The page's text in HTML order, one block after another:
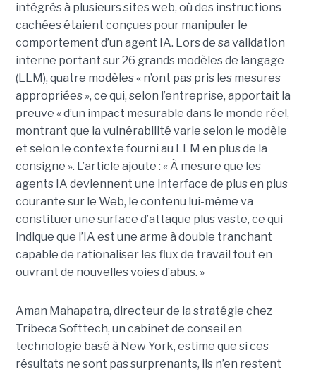
intégrés à plusieurs sites web, où des instructions
cachées étaient conçues pour manipuler le
comportement d’un agent IA. Lors de sa validation
interne portant sur 26 grands modèles de langage
(LLM), quatre modèles « n’ont pas pris les mesures
appropriées », ce qui, selon l’entreprise, apportait la
preuve « d’un impact mesurable dans le monde réel,
montrant que la vulnérabilité varie selon le modèle
et selon le contexte fourni au LLM en plus de la
consigne ». L’article ajoute : « À mesure que les
agents IA deviennent une interface de plus en plus
courante sur le Web, le contenu lui-même va
constituer une surface d’attaque plus vaste, ce qui
indique que l’IA est une arme à double tranchant
capable de rationaliser les flux de travail tout en
ouvrant de nouvelles voies d’abus. »
Aman Mahapatra, directeur de la stratégie chez
Tribeca Softtech, un cabinet de conseil en
technologie basé à New York, estime que si ces
résultats ne sont pas surprenants, ils n’en restent